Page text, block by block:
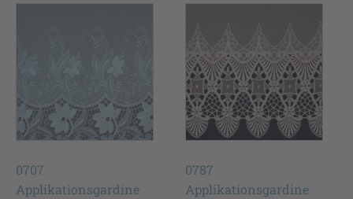
0707
Applikationsgardine
0787
Applikationsgardine